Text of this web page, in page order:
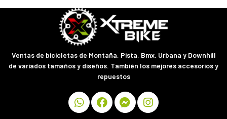
Ventas de bicicletas de Montaña, Pista, Bmx, Urbana y Downhill
de variados tamaños y diseños. También los mejores accesorios y
repuestos